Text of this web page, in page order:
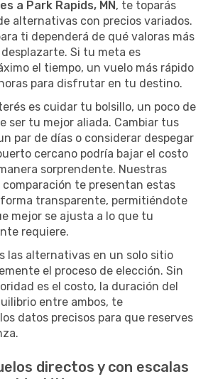
a Park Rapids, MN, te toparás
alternativas con precios variados.
ti dependerá de qué valoras más
Si tu meta es
el tiempo, un vuelo más rápido
para disfrutar en tu destino.
es cuidar tu bolsillo, un poco de
ser tu mejor aliada. Cambiar tus
par de días o considerar despegar
cercano podría bajar el costo
sorprendente. Nuestras
te presentan estas
transparente, permitiéndote
mejor se ajusta a lo que tu
requiere.
las alternativas en un solo sitio
el proceso de elección. Sin
es el costo, la duración del
entre ambos, te
datos precisos para que reserves
directos y con escalas